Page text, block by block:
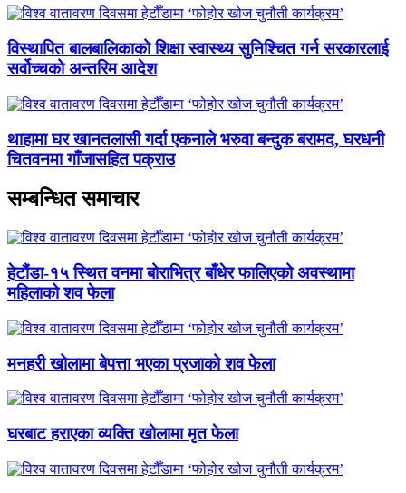
विस्थापित बालबालिकाको शिक्षा स्वास्थ्य सुनिश्चित गर्न सरकारलाई
सर्वोच्चको अन्तरिम आदेश
थाहामा घर खानतलासी गर्दा एकनाले भरुवा बन्दुक बरामद, घरधनी
चितवनमा गाँजासहित पक्राउ
सम्बन्धित समाचार
हेटौंडा-१५ स्थित वनमा बोराभित्र बाँधेर फालिएको अवस्थामा
महिलाको शव फेला
मनहरी खोलामा बेपत्ता भएका प्रजाको शव फेला
घरबाट हराएका व्यक्ति खोलामा मृत फेला